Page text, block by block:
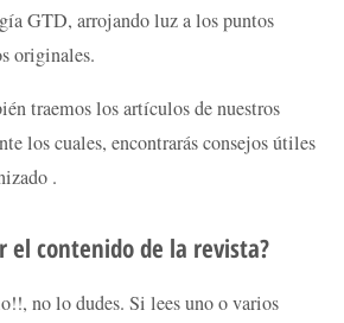
GTD, arrojando luz a los puntos
originales.
traemos los artículos de nuestros
los cuales, encontrarás consejos útiles
.
el contenido de la revista?
no lo dudes. Si lees uno o varios